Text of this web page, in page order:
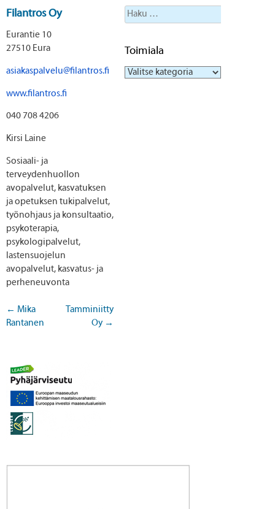
Haku:
Toimiala
Toimiala
Filantros Oy
Eurantie 10
27510 Eura
asiakaspalvelu@filantros.fi
www.filantros.fi
040 708 4206
Kirsi Laine
Sosiaali- ja
terveydenhuollon
avopalvelut, kasvatuksen
ja opetuksen tukipalvelut,
työnohjaus ja konsultaatio,
psykoterapia,
psykologipalvelut,
lastensuojelun
avopalvelut, kasvatus- ja
perheneuvonta
Post navigation
← Mika
Rantanen
Tamminiitty
Oy →